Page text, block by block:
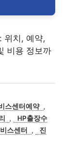
위치, 예약,
비용 정보까
스센터예약 ,
,
HP출장수
스센터 ,
진